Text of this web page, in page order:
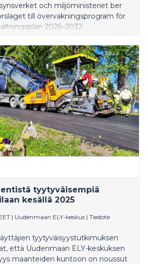
och miljöministeriet ber
till övervakningsprogram för
2026–2032.
tyytyväisempiä
kesällä 2025
| Uudenmaan ELY-keskus | Tiedote
tyytyväisyystutkimuksen
että Uudenmaan ELY-keskuksen
maanteiden kuntoon on noussut